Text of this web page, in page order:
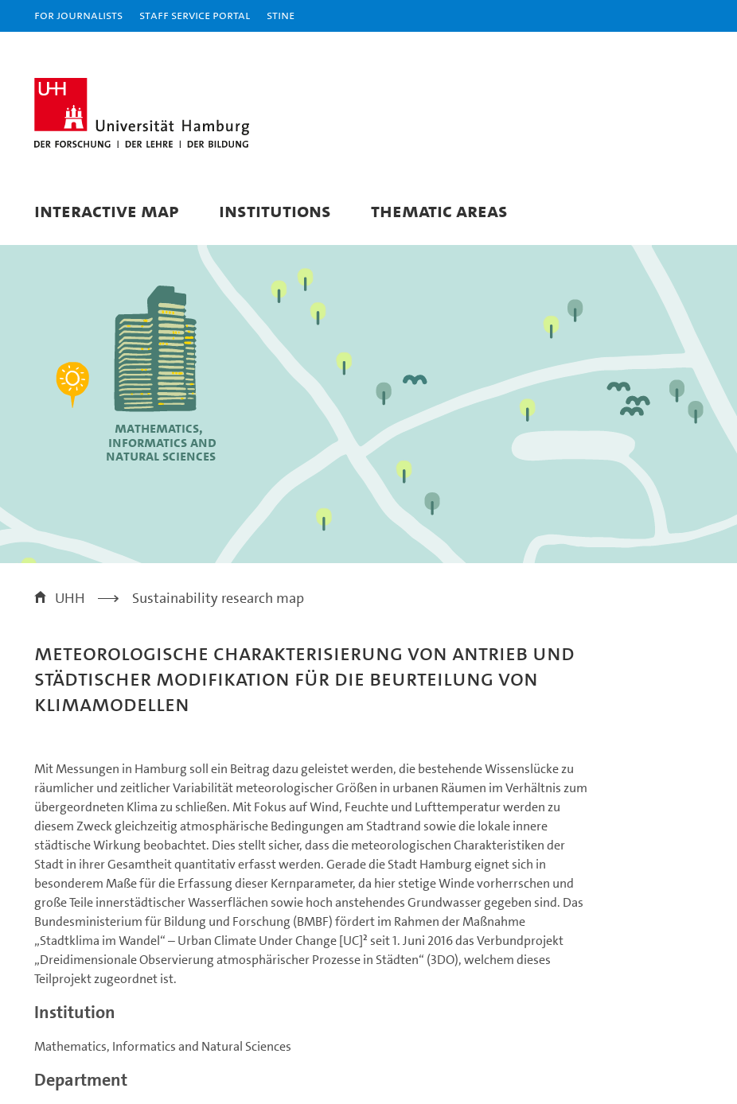
For journalists Staff Service Portal STiNE
INTERACTIVE MAP INSTITUTIONS THEMATIC AREAS
Mathematics,
Informatics and
Natural Sciences
UHH > Sustainability research map
Meteorologische Charakterisierung von Antrieb und
städtischer Modifikation für die Beurteilung von
Klimamodellen
Mit Messungen in Hamburg soll ein Beitrag dazu geleistet werden, die bestehende Wissenslücke zu
räumlicher und zeitlicher Variabilität meteorologischer Größen in urbanen Räumen im Verhältnis zum
übergeordneten Klima zu schließen. Mit Fokus auf Wind, Feuchte und Lufttemperatur werden zu
diesem Zweck gleichzeitig atmosphärische Bedingungen am Stadtrand sowie die lokale innere
städtische Wirkung beobachtet. Dies stellt sicher, dass die meteorologischen Charakteristiken der
Stadt in ihrer Gesamtheit quantitativ erfasst werden. Gerade die Stadt Hamburg eignet sich in
besonderem Maße für die Erfassung dieser Kernparameter, da hier stetige Winde vorherrschen und
große Teile innerstädtischer Wasserflächen sowie hoch anstehendes Grundwasser gegeben sind. Das
Bundesministerium für Bildung und Forschung (BMBF) fördert im Rahmen der Maßnahme
„Stadtklima im Wandel“ – Urban Climate Under Change [UC]² seit 1. Juni 2016 das Verbundprojekt
„Dreidimensionale Observierung atmosphärischer Prozesse in Städten“ (3DO), welchem dieses
Teilprojekt zugeordnet ist.
Institution
Mathematics, Informatics and Natural Sciences
Department